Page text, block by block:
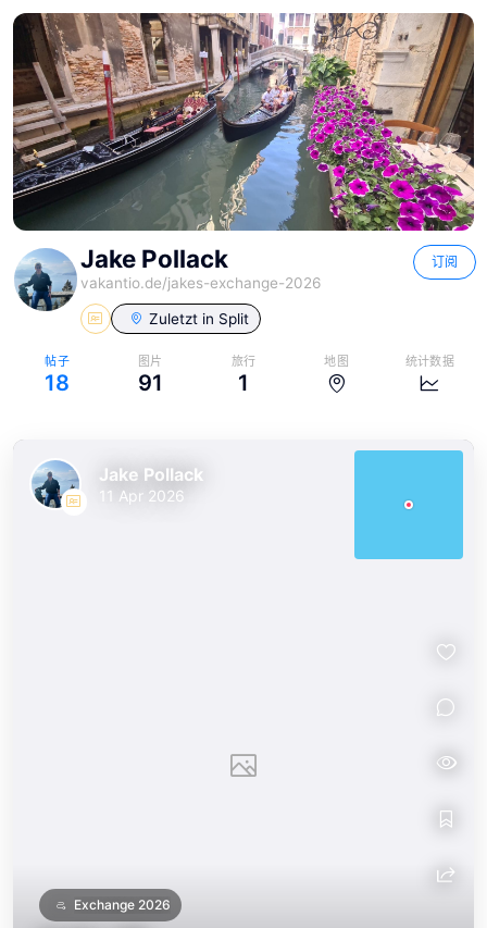
Jake Pollack
vakantio.de/jakes-exchange-2026
订阅
Zuletzt in Split
帖子
18
图片
91
旅行
1
地图 统计数据
Exchange 2026
Jake Pollack
11 Apr 2026